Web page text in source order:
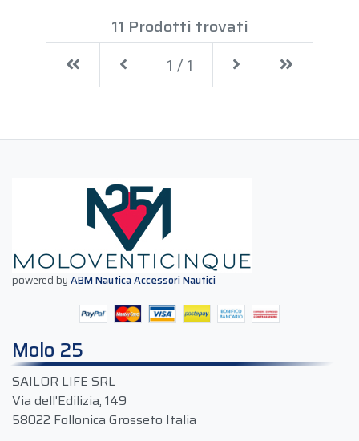
11 Prodotti trovati
First
Previous
1 / 1 Next
powered byABM Nautica Accessori Nautici
Molo 25
SAILOR LIFE SRL
Via dell'Edilizia, 149
58022 Follonica Grosseto Italia